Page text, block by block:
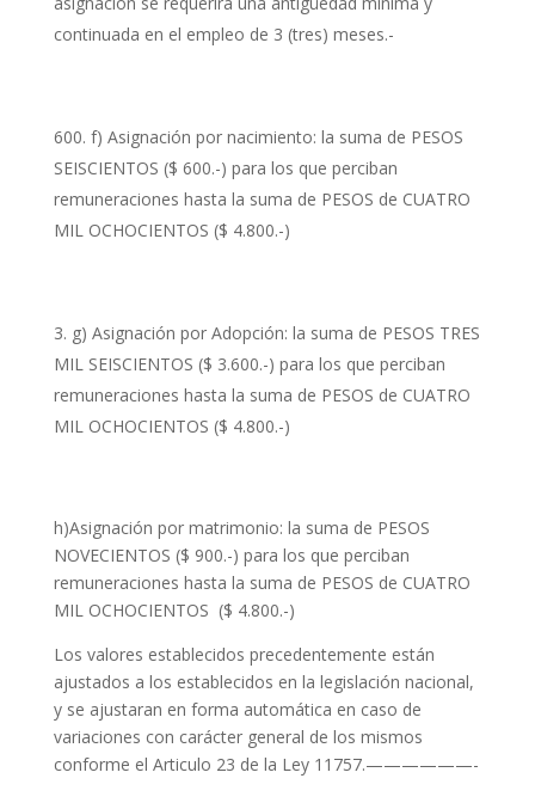
continuada en el empleo de 3 (tres) meses.-
f) Asignación por nacimiento: la suma de PESOS
SEISCIENTOS ($ 600.-) para los que perciban
remuneraciones hasta la suma de PESOS de CUATRO
MIL OCHOCIENTOS ($ 4.800.-)
g) Asignación por Adopción: la suma de PESOS TRES
MIL SEISCIENTOS ($ 3.600.-) para los que perciban
remuneraciones hasta la suma de PESOS de CUATRO
MIL OCHOCIENTOS ($ 4.800.-)
h)Asignación por matrimonio: la suma de PESOS
NOVECIENTOS ($ 900.-) para los que perciban
remuneraciones hasta la suma de PESOS de CUATRO
MIL OCHOCIENTOS ($ 4.800.-)
Los valores establecidos precedentemente están
ajustados a los establecidos en la legislación nacional,
y se ajustaran en forma automática en caso de
variaciones con carácter general de los mismos
conforme el Articulo 23 de la Ley 11757.——————-